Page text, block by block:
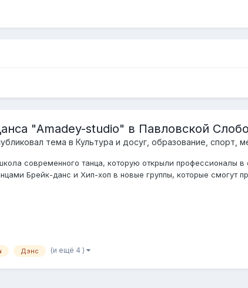
"Amadey-studio" в Павловской
тема в Культура и досуг, образование, спорт,
современного танца, которую открыли
Брейк-данс и Хип-хоп в новые группы, которые смогут
Дэнс (и ещё 4 )